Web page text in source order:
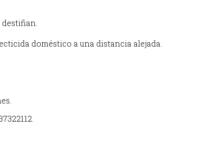
doméstico a una distancia alejada.